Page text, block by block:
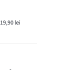
19,90 lei
-